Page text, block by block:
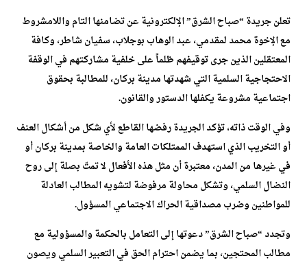
تعلن جريدة “صباح الشرق” الإلكترونية عن تضامنها التام واللامشروط
مع الإخوة محمد لمقدمي، عبد الوهاب بوجلاب، سفيان شاطر، وكافة
المعتقلين الذين جرى توقيفهم ظلماً على خلفية مشاركتهم في الوقفة
الاحتجاجية السلمية التي شهدتها مدينة بركان، للمطالبة بحقوق
اجتماعية مشروعة يكفلها الدستور والقانون.
وفي الوقت ذاته، تؤكد الجريدة رفضها القاطع لأي شكل من أشكال العنف
أو التخريب الذي استهدف الممتلكات العامة والخاصة بمدينة بركان أو
في غيرها من المدن، معتبرة أن مثل هذه الأفعال لا تمتّ بصلة إلى روح
النضال السلمي، وتشكل محاولة مرفوضة لتشويه المطالب العادلة
للمواطنين وضرب مصداقية الحراك الاجتماعي المسؤول.
وتجدد “صباح الشرق” دعوتها إلى التعامل بالحكمة والمسؤولية مع
مطالب المحتجين، بما يضمن احترام الحق في التعبير السلمي ويصون